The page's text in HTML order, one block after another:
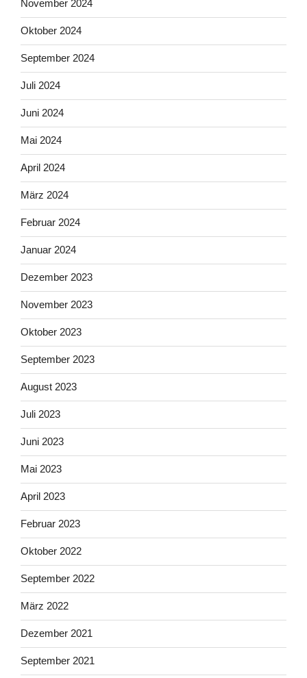
November 2024
Oktober 2024
September 2024
Juli 2024
Juni 2024
Mai 2024
April 2024
März 2024
Februar 2024
Januar 2024
Dezember 2023
November 2023
Oktober 2023
September 2023
August 2023
Juli 2023
Juni 2023
Mai 2023
April 2023
Februar 2023
Oktober 2022
September 2022
März 2022
Dezember 2021
September 2021